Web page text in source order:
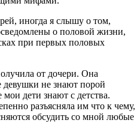
иногда я слышу о том,
о половой жизни,
при первых половых
от дочери. Она
девушки не знают порой
дети знают с детства.
разъясняла им что к чему,
обсудить со мной любые